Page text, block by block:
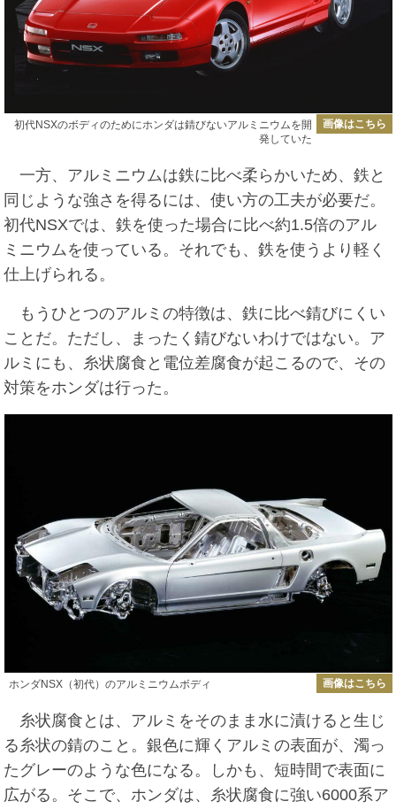
初代NSXのボディのためにホンダは錆びないアルミニウムを開
発していた
画像はこちら
一方、アルミニウムは鉄に比べ柔らかいため、鉄と
同じような強さを得るには、使い方の工夫が必要だ。
初代NSXでは、鉄を使った場合に比べ約1.5倍のアル
ミニウムを使っている。それでも、鉄を使うより軽く
仕上げられる。
もうひとつのアルミの特徴は、鉄に比べ錆びにくい
ことだ。ただし、まったく錆びないわけではない。ア
ルミにも、糸状腐食と電位差腐食が起こるので、その
対策をホンダは行った。
ホンダNSX（初代）のアルミニウムボディ 画像はこちら
糸状腐食とは、アルミをそのまま水に漬けると生じ
る糸状の錆のこと。銀色に輝くアルミの表面が、濁っ
たグレーのような色になる。しかも、短時間で表面に
広がる。そこで、ホンダは、糸状腐食に強い6000系ア